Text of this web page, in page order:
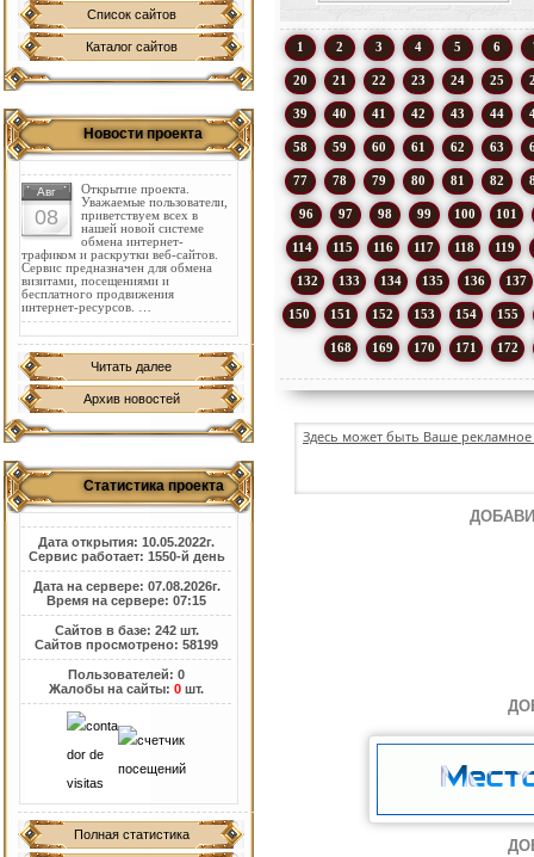
Список сайтов
Каталог сайтов
Новости проекта
Авг
08
Открытие проекта.
Уважаемые пользователи,
приветствуем всех в
нашей новой системе
обмена интернет-
трафиком и раскрутки веб-сайтов.
Сервис предназначен для обмена
визитами, посещениями и
бесплатного продвижения
интернет-ресурсов. …
Читать далее
Архив новостей
Статистика проекта
Дата открытия: 10.05.2022г.
Сервис работает: 1550-й день
Дата на сервере: 07.08.2026г.
Время на сервере: 07:15
Сайтов в базе: 242 шт.
Сайтов просмотрено: 58199
Пользователей: 0
Жалобы на сайты:0 шт.
Полная статистика
1 2 3 4 5 6
20 21 22 23 24 25
39 40 41 42 43 44
58 59 60 61 62 63
77 78 79 80 81 82
96 97 98 99 100 101
114 115 116 117 118 119
132 133 134 135 136 137
150 151 152 153 154 155
168 169 170 171 172
Здесь может быть Ваше